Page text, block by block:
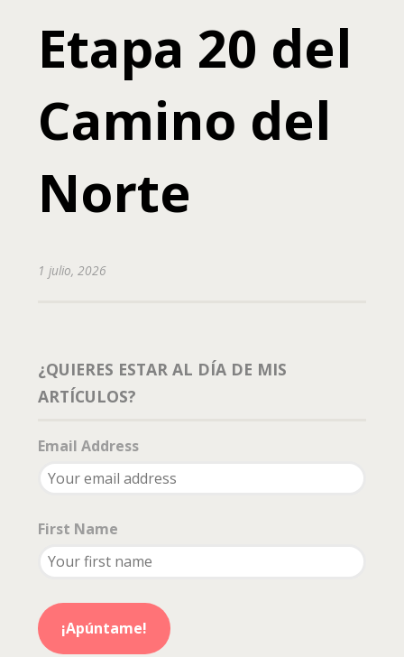
Etapa 20 del
Camino del
Norte
1 julio, 2026
¿QUIERES ESTAR AL DÍA DE MIS
ARTÍCULOS?
Email Address
First Name